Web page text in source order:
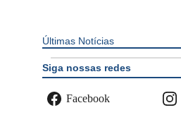
Últimas Notícias
Siga nossas redes
Facebook